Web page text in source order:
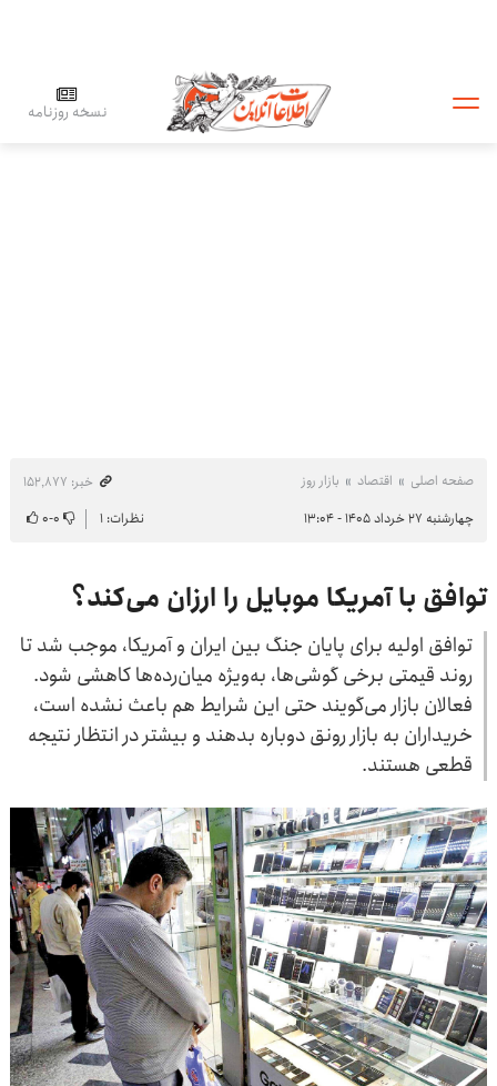
نسخه روزنامه
صفحه اصلی اقتصاد بازار روز
خبر: ۱۵۲٬۸۷۷
چهارشنبه ۲۷ خرداد ۱۴۰۵ - ۱۳:۰۴
نظرات: ۱ ۰-۰
توافق با آمریکا موبایل را ارزان می‌کند؟
توافق اولیه برای پایان جنگ بین ایران و آمریکا، موجب شد تا
روند قیمتی برخی گوشی‌ها، به‌ویژه میان‌رده‌ها کاهشی شود.
فعالان بازار می‌گویند حتی این شرایط هم باعث نشده است،
خریداران به بازار رونق دوباره بدهند و بیشتر در انتظار نتیجه
قطعی هستند.